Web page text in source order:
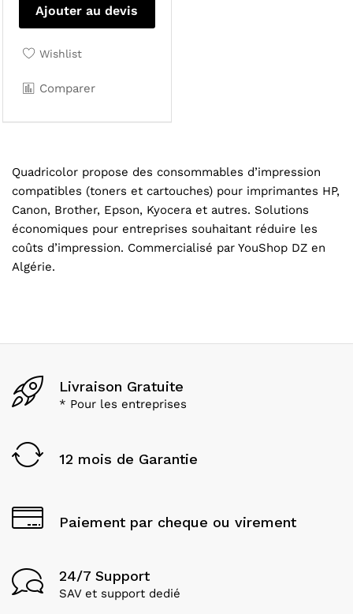
Ajouter au devis
Wishlist
Comparer
Quadricolor propose des consommables d’impression
compatibles (toners et cartouches) pour imprimantes HP,
Canon, Brother, Epson, Kyocera et autres. Solutions
économiques pour entreprises souhaitant réduire les
coûts d’impression. Commercialisé par YouShop DZ en
Algérie.
Livraison Gratuite
* Pour les entreprises
12 mois de Garantie
Paiement par cheque ou virement
24/7 Support
SAV et support dedié